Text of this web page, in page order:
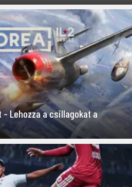
– Lehozza a csillagokat a